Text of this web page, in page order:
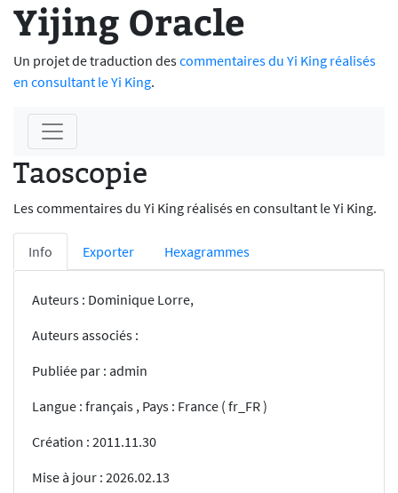
Yijing Oracle
Un projet de traduction descommentaires du Yi King réalisés
en consultant le Yi King.
Taoscopie
Les commentaires du Yi King réalisés en consultant le Yi King.
Info Exporter Hexagrammes
Auteurs : Dominique Lorre,
Auteurs associés :
Publiée par : admin
Langue : français , Pays : France ( fr_FR )
Création : 2011.11.30
Mise à jour : 2026.02.13